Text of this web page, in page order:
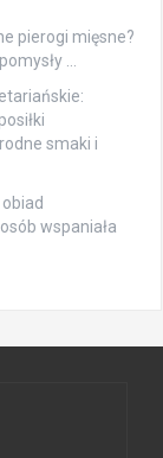
pierogi mięsne?
…
smaki i
wspaniała